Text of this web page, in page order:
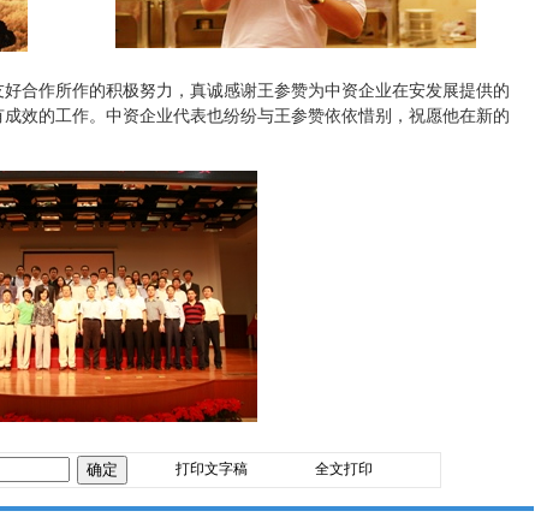
作所作的积极努力，真诚感谢王参赞为中资企业在安发展提供的
效的工作。中资企业代表也纷纷与王参赞依依惜别，祝愿他在新的
打印文字稿 全文打印